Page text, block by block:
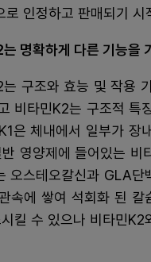
로 인정하고 판매되기 시
명확하게 다른 기능을
구조와 효능 및 작용
비타민K2는 구조적 특
은 체내에서 일부가 장
영양제에 들어있는 비
오스테오칼신과 GLA
속에 쌓여 석회화 된
킬 수 있으나 비타민